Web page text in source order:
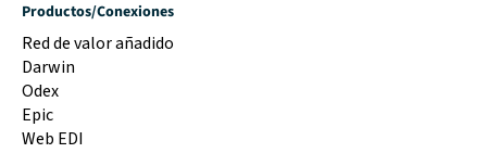
Productos/Conexiones
Red de valor añadido
Darwin
Odex
Epic
Web EDI